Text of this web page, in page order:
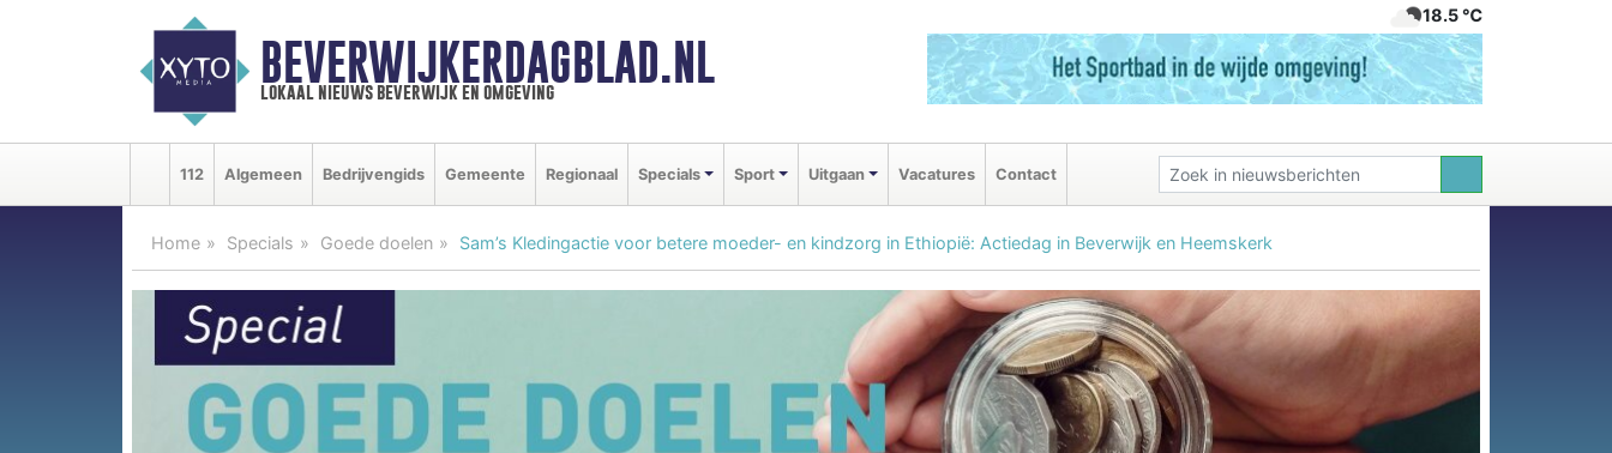
BEVERWIJKERDAGBLAD.NL
lokaal nieuws beverwijk en omgeving
18.5 ℃
112 Algemeen Bedrijvengids Gemeente Regionaal Specials Sport Uitgaan Vacatures Contact
Home Specials Goede doelen Sam’s Kledingactie voor betere moeder- en kindzorg in Ethiopië: Actiedag in Beverwijk en Heemskerk